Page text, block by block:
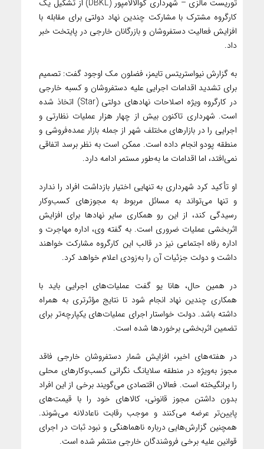
توریست مالزی – شهرداری کوالالامپور (DBKL) از تشکیل یک
کارگروه مشترک با مشارکت چندین نهاد دولتی برای مقابله با
افزایش فعالیت دستفروشان و بازرگانان خارجی در پایتخت خبر
داد.
به گزارش نیواستریتس تایمز، فضلون مک اوجود گفت: تصمیم
برای تشدید اقدامات اجرایی علیه دستفروشان و کسبه خارجی
در کارگروه ویژه اصلاحات نهادهای دولتی (Star) اتخاذ شده
است. شهرداری تاکنون بیش از چهار هزار عملیات نظارتی و
اجرایی را در بازارهای مختلف شهر از جمله بازار عمده‌فروشی و
منطقه پودو انجام داده است. ممکن است به نظر برسد اتفاقی
نمی‌افتد، اما اقدامات ما به‌طور مستمر ادامه دارد.
او تأکید کرد شهرداری به تنهایی اختیار بازداشت افراد را ندارد
و تنها می‌تواند به مسائل مربوط به مجوزهای کسب‌وکار
رسیدگی کند، از این رو همکاری سایر نهادها برای افزایش
اثربخشی عملیات ضروری است. به گفته وی، اداره مهاجرت و
اداره رفاه اجتماعی نیز در قالب این کارگروه مشارکت خواهند
داشت و دولت جزئیات آن را به‌زودی اعلام خواهد کرد.
در همین حال، هانا یو گفت عملیات‌های اجرایی باید با
همکاری چندین نهاد انجام شود تا نتایج مؤثرتری به همراه
داشته باشد. دولت خواستار اجرای عملیات‌های یکپارچه‌تر برای
تضمین اثربخشی برخوردها شده است.
در هفته‌های اخیر، افزایش شمار دستفروشان خارجی فاقد
مجوز به‌ویژه در منطقه سلایانگ نگرانی کسب‌وکارهای محلی
را برانگیخته است. فعالان اقتصادی می‌گویند برخی از این افراد
بدون داشتن مجوز قانونی، کالاهای خود را با قیمت‌های
پایین‌تر عرضه می‌کنند و موجب رقابت ناعادلانه می‌شوند.
همچنین گزارش‌هایی درباره ناهماهنگی و نبود ثبات در اجرای
قوانین علیه برخی فروشندگان خارجی منتشر شده است.